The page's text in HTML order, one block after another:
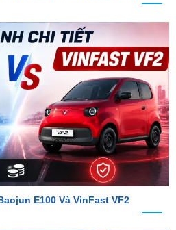
E100 Và VinFast VF2